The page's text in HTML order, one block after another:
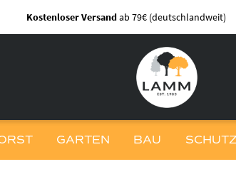
Kostenloser Versandab 79€ (deutschlandweit)
GARTEN BAU